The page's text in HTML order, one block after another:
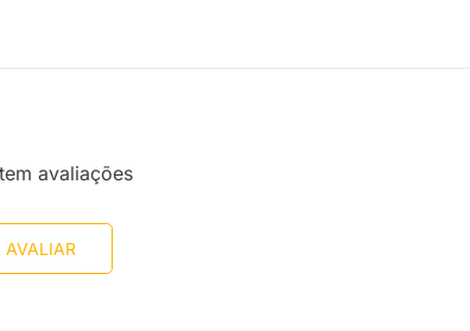
avaliações
AVALIAR